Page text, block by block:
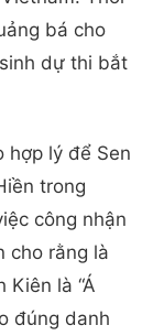
bá cho
dự thi bắt
hợp lý để Sen
trong
công nhận
cho rằng là
Kiên là “Á
đúng danh